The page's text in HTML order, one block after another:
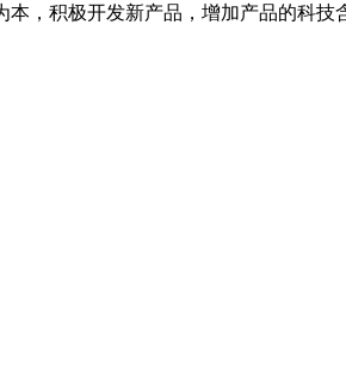
，积极开发新产品，增加产品的科